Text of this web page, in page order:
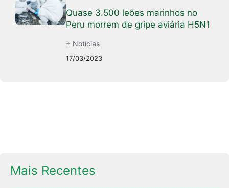
Quase 3.500 leões marinhos no
Peru morrem de gripe aviária H5N1
+ Notícias
17/03/2023
Mais Recentes